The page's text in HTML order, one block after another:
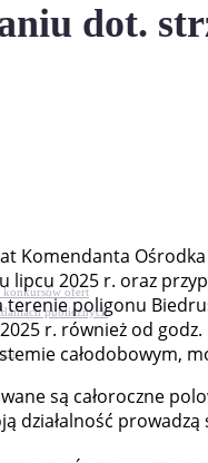
konkursów ofert
publicznych
dot.
Komendanta
2025 r. oraz
poligonu
r. również od
całodobowym,
są całoroczne
działalność